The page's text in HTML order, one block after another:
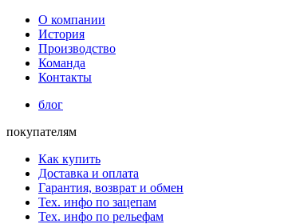
О компании
История
Производство
Команда
Контакты
блог
покупателям
Как купить
Доставка и оплата
Гарантия, возврат и обмен
Тех. инфо по зацепам
Тех. инфо по рельефам